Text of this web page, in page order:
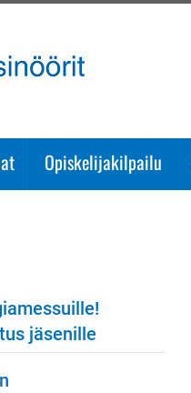
Opiskelijakilpailu
jäsenille